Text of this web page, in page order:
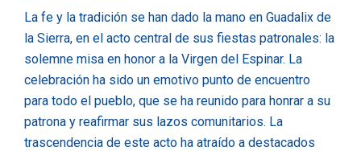
La fe y la tradición se han dado la mano en Guadalix de
la Sierra, en el acto central de sus fiestas patronales: la
solemne misa en honor a la Virgen del Espinar. La
celebración ha sido un emotivo punto de encuentro
para todo el pueblo, que se ha reunido para honrar a su
patrona y reafirmar sus lazos comunitarios. La
trascendencia de este acto ha atraído a destacados